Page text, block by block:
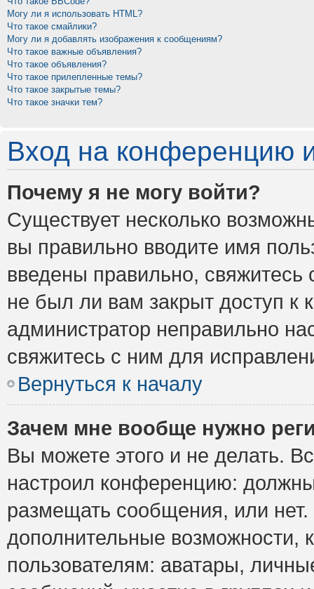
Могу ли я использовать HTML?
Что такое смайлики?
Могу ли я добавлять изображения к сообщениям?
Что такое важные объявления?
Что такое объявления?
Что такое прилепленные темы?
Что такое закрытые темы?
Что такое значки тем?
Вход на конференцию
Почему я не могу войти?
Существует несколько
вы правильно вводите имя
введены правильно,
не был ли вам закрыт доступ к
администратор неправильно
свяжитесь с ним для
Вернуться к началу
Зачем мне вообще нужно
Вы можете этого и не делать.
настроил конференцию:
размещать сообщения, или
дополнительные возможности,
пользователям: аватары,